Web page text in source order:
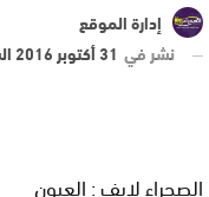
إدارة الموقع
نشر في 31 أكتوبر 2016 الساعة 5 و 48 دقيقة
الصحراء لايف : العيون